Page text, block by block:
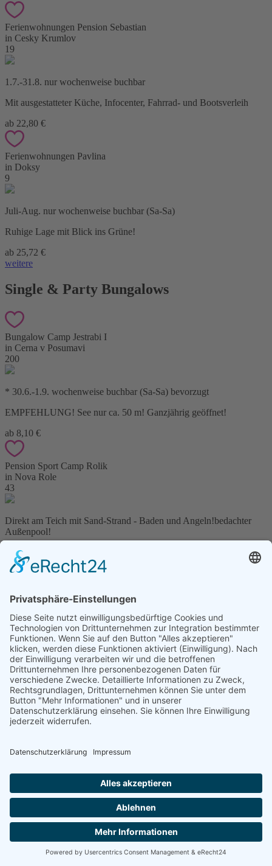
Ferienwohnungen Pension Sebastian
in Cesky Krumlov
19
1.7.-31.8. nur wochenweise buchbar
Mit ausgestatteter Küche, Infocenter, Fahrrad- und Bootsverleih
ab 22,80 €
Ferienwohnungen Pavlina
in Doksy
9
Juli-Aug. nur wochenweise buchbar (Sa-Sa)
Ruhige Lage mit Blick ins Grüne!
ab 25,72 €
weitere
Single & Party Bungalows
Bungalow Camp Jestrabi I
in Cerna v Posumavi
200
* 30.6.-1.9. wochenweise buchbar (Sa-Sa) bevorzugt
EMPFEHLUNG! See nur ca. 50 m! Ganzjährig geöffnet!
ab 8,10 €
Pension Sport Camp Rolik
in Nova Role
43
Direkt am Teich mit Sand-Strand - Baden und Angeln!bedachter
Außenpool!
ab 14,00 €
in Stare Splavy
Juli-Aug. nur wochenweise buchbar (Sa-Sa)
Bungalows mit Du/WC & Miniküche! See- und Strandnähe!
ab 14,00 €
Topseller
Bungalows BeachCamp
60
Top Lage am Sandstrand! Beheizbare Bungalows ganzjährig
geöffnet!
Bungalows Barbara
in Stare Splavy